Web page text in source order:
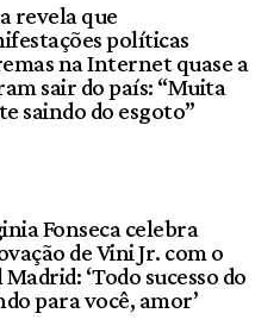
revela que
políticas
na Internet quase a
sair do país: “Muita
saindo do esgoto”
Fonseca celebra
de Vini Jr. com o
Madrid: ‘Todo sucesso do
para você, amor’